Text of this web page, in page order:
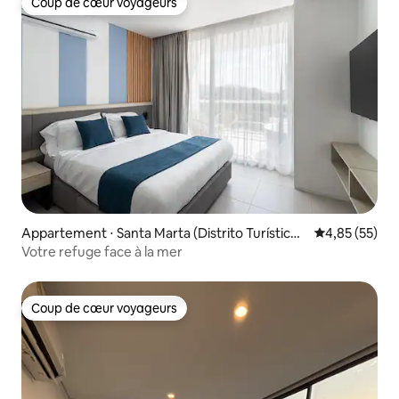
Coup de cœur voyageurs
Appartement ⋅ Santa Marta (Distrito Turístico
Cultural E Histórico)
Évaluation
4,85 (55)
Votre refuge face à la mer
Coup de cœur voyageurs
Coup de cœur voyageurs